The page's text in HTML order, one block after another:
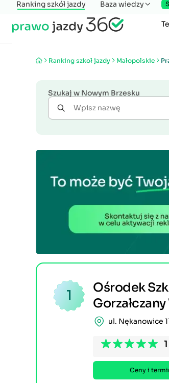
Ranking szkół jazdy Baza wiedzy
Ranking szkoł jazdy Małopolskie
Szukaj w Nowym Brzesku
1
Ośrodek
1
ul. Nękanowice
Ceny i